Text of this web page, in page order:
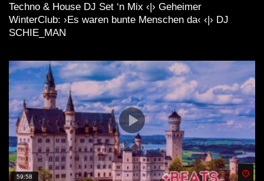
Techno & House DJ Set ‘n Mix ‹|› Geheimer
WinterClub: ›Es waren bunte Menschen da‹ ‹|› DJ
SCHIE_MAN
59:58